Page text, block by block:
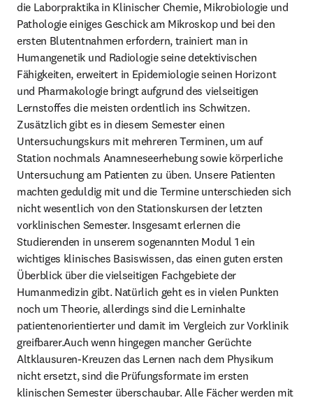
die Laborpraktika in Klinischer Chemie, Mikrobiologie und
Pathologie einiges Geschick am Mikroskop und bei den
ersten Blutentnahmen erfordern, trainiert man in
Humangenetik und Radiologie seine detektivischen
Fähigkeiten, erweitert in Epidemiologie seinen Horizont
und Pharmakologie bringt aufgrund des vielseitigen
Lernstoffes die meisten ordentlich ins Schwitzen.
Zusätzlich gibt es in diesem Semester einen
Untersuchungskurs mit mehreren Terminen, um auf
Station nochmals Anamneseerhebung sowie körperliche
Untersuchung am Patienten zu üben. Unsere Patienten
machten geduldig mit und die Termine unterschieden sich
nicht wesentlich von den Stationskursen der letzten
vorklinischen Semester. Insgesamt erlernen die
Studierenden in unserem sogenannten Modul 1 ein
wichtiges klinisches Basiswissen, das einen guten ersten
Überblick über die vielseitigen Fachgebiete der
Humanmedizin gibt. Natürlich geht es in vielen Punkten
noch um Theorie, allerdings sind die Lerninhalte
patientenorientierter und damit im Vergleich zur Vorklinik
greifbarer.Auch wenn hingegen mancher Gerüchte
Altklausuren-Kreuzen das Lernen nach dem Physikum
nicht ersetzt, sind die Prüfungsformate im ersten
klinischen Semester überschaubar. Alle Fächer werden mit